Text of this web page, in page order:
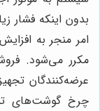
بدون اینکه فشار
امر منجر به
مکرر می‌شود.
عرضه‌کنندگان
چرخ گوشت‌های